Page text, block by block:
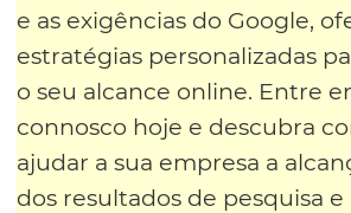
e as exigências do Google,
estratégias personalizadas
o seu alcance online. Entre
connosco hoje e descubra
ajudar a sua empresa a
dos resultados de pesquisa